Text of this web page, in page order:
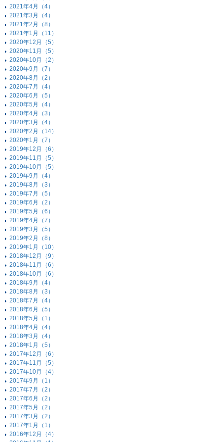
2021年4月（4）
2021年3月（4）
2021年2月（8）
2021年1月（11）
2020年12月（5）
2020年11月（5）
2020年10月（2）
2020年9月（7）
2020年8月（2）
2020年7月（4）
2020年6月（5）
2020年5月（4）
2020年4月（3）
2020年3月（4）
2020年2月（14）
2020年1月（7）
2019年12月（6）
2019年11月（5）
2019年10月（5）
2019年9月（4）
2019年8月（3）
2019年7月（5）
2019年6月（2）
2019年5月（6）
2019年4月（7）
2019年3月（5）
2019年2月（8）
2019年1月（10）
2018年12月（9）
2018年11月（6）
2018年10月（6）
2018年9月（4）
2018年8月（3）
2018年7月（4）
2018年6月（5）
2018年5月（1）
2018年4月（4）
2018年3月（4）
2018年1月（5）
2017年12月（6）
2017年11月（5）
2017年10月（4）
2017年9月（1）
2017年7月（2）
2017年6月（2）
2017年5月（2）
2017年3月（2）
2017年1月（1）
2016年12月（4）